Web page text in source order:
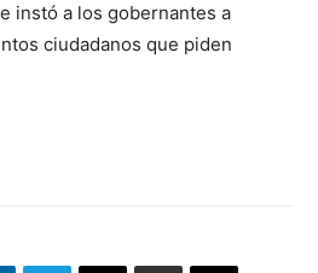
instó a los gobernantes a
ciudadanos que piden